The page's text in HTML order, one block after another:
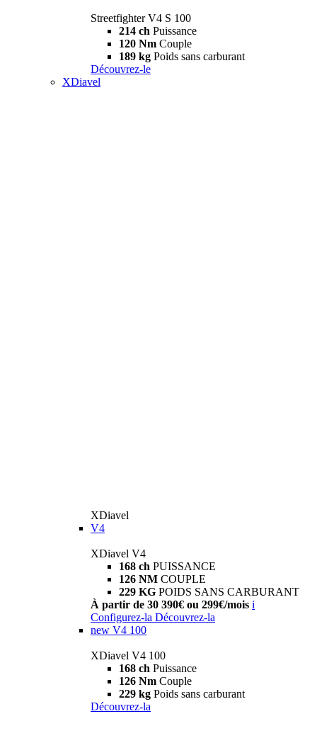
Streetfighter V4 S 100
214 ch Puissance
120 Nm Couple
189 kg Poids sans carburant
Découvrez-le
XDiavel
XDiavel
V4
XDiavel V4
168 ch PUISSANCE
126 NM COUPLE
229 KG POIDS SANS CARBURANT
À partir de 30 390€ ou 299€/mois i
Configurez-la Découvrez-la
new V4 100
XDiavel V4 100
168 ch Puissance
126 Nm Couple
229 kg Poids sans carburant
Découvrez-la